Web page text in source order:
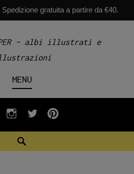
gratuita a partire da €40.
– albi illustrati e
MENU
INSTAGRAM
twiterpinterest